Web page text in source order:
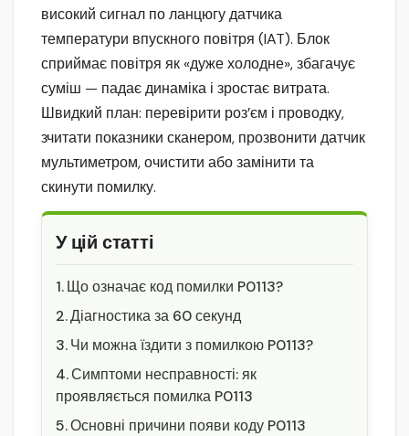
високий сигнал по ланцюгу датчика
температури впускного повітря (IAT). Блок
сприймає повітря як «дуже холодне», збагачує
суміш — падає динаміка і зростає витрата.
Швидкий план: перевірити роз’єм і проводку,
зчитати показники сканером, прозвонити датчик
мультиметром, очистити або замінити та
скинути помилку.
У цій статті
Що означає код помилки P0113?
Діагностика за 60 секунд
Чи можна їздити з помилкою P0113?
Симптоми несправності: як
проявляється помилка P0113
Основні причини появи коду P0113